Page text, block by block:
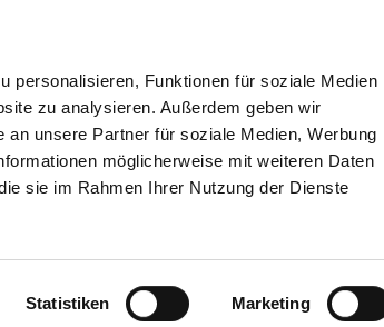
personalisieren, Funktionen für soziale Medien
zu analysieren. Außerdem geben wir
unsere Partner für soziale Medien, Werbung
möglicherweise mit weiteren Daten
sie im Rahmen Ihrer Nutzung der Dienste
Statistiken Marketing